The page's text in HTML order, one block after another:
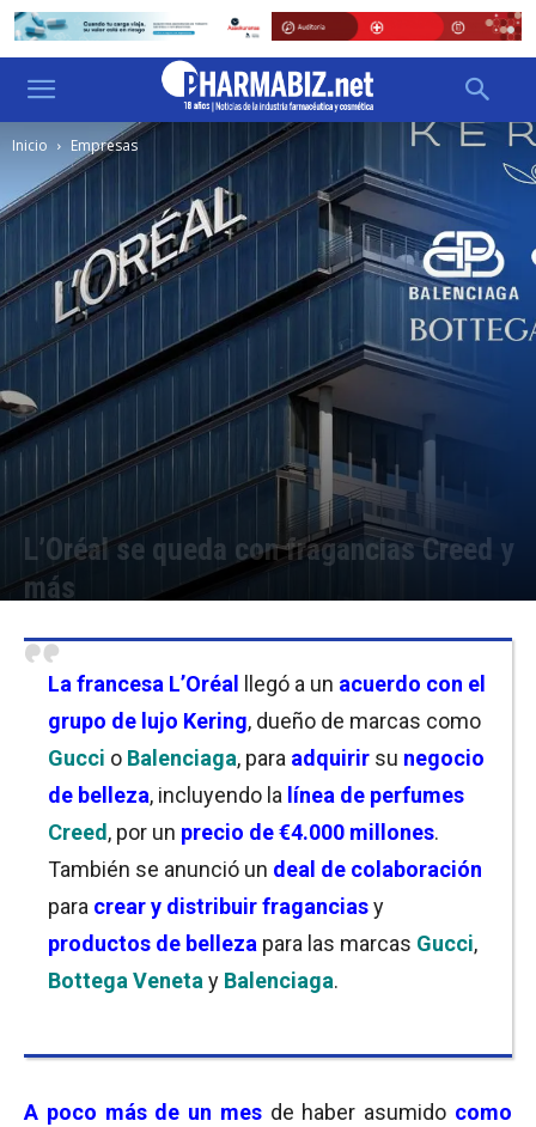
Inicio Empresas
L’Oréal se queda con fragancias Creed y
más
La francesa L’Oréal llegó a un acuerdo con el
grupo de lujo Kering, dueño de marcas como
Gucci o Balenciaga, para adquirir su negocio
de belleza, incluyendo la línea de perfumes
Creed , por un precio de €4.000 millones.
También se anunció un deal de colaboración
para crear y distribuir fraganciasy
productos de belleza para las marcas Gucci,
Bottega Veneta y Balenciaga.
A poco más de un mes de haber asumido como